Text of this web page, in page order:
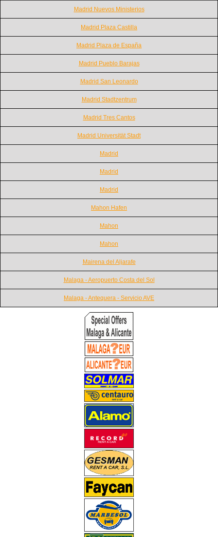
Madrid Nuevos Ministerios
Madrid Plaza Castilla
Madrid Plaza de España
Madrid Pueblo Barajas
Madrid San Leonardo
Madrid Stadtzentrum
Madrid Tres Cantos
Madrid Universität Stadt
Madrid
Madrid
Madrid
Mahon Hafen
Mahon
Mahon
Mairena del Aljarafe
Malaga - Aeropuerto Costa del Sol
Malaga - Antequera - Servicio AVE